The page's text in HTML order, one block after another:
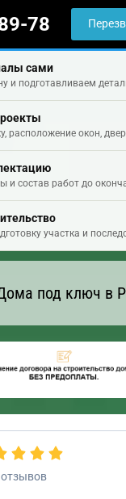
78
сами
и подготавливаем
расположение окон,
и состав работ до
участка и
под ключ в
отзывов